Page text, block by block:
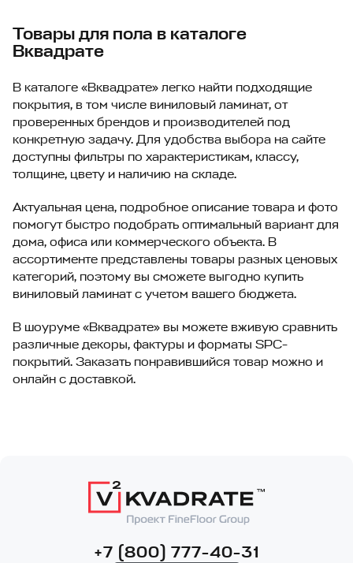
Товары для пола в каталоге
Вквадрате
В каталоге «Вквадрате» легко найти подходящие
покрытия, в том числе виниловый ламинат, от
проверенных брендов и производителей под
конкретную задачу. Для удобства выбора на сайте
доступны фильтры по характеристикам, классу,
толщине, цвету и наличию на складе.
Актуальная цена, подробное описание товара и фото
помогут быстро подобрать оптимальный вариант для
дома, офиса или коммерческого объекта. В
ассортименте представлены товары разных ценовых
категорий, поэтому вы сможете выгодно купить
виниловый ламинат с учетом вашего бюджета.
В шоуруме «Вквадрате» вы можете вживую сравнить
различные декоры, фактуры и форматы SPC-
покрытий. Заказать понравившийся товар можно и
онлайн с доставкой.
+7 (800) 777-40-31